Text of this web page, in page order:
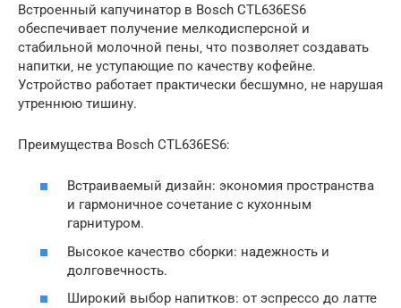
Встроенный капучинатор в Bosch CTL636ES6
обеспечивает получение мелкодисперсной и
стабильной молочной пены‚ что позволяет создавать
напитки‚ не уступающие по качеству кофейне.
Устройство работает практически бесшумно‚ не нарушая
утреннюю тишину.
Преимущества Bosch CTL636ES6:
Встраиваемый дизайн: экономия пространства
и гармоничное сочетание с кухонным
гарнитуром.
Высокое качество сборки: надежность и
долговечность.
Широкий выбор напитков: от эспрессо до латте